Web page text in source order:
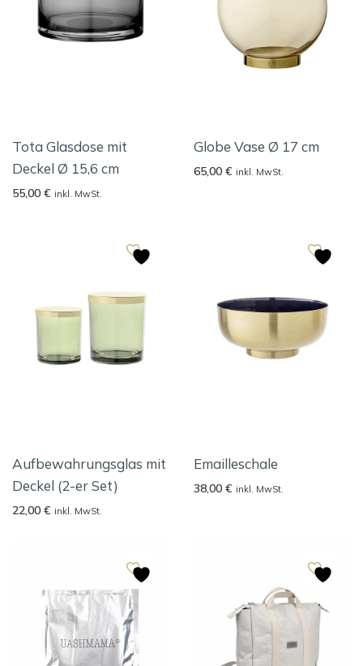
Tota Glasdose mit
Deckel Ø 15,6 cm
55,00 € inkl. MwSt.
Globe Vase Ø 17 cm
65,00 € inkl. MwSt.
Aufbewahrungsglas mit
Deckel (2-er Set)
22,00 € inkl. MwSt.
Emailleschale
38,00 € inkl. MwSt.